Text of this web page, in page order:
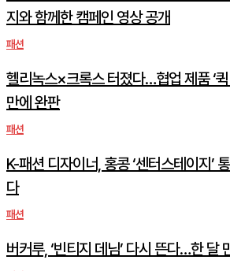
지와 함께한 캠페인 영상 공개
패션
헬리녹스×크록스 터졌다…협업 제품 ‘
만에 완판
패션
K-패션 디자이너, 홍콩 ‘센터스테이지’
다
패션
버커루, ‘빈티지 데님’ 다시 뜬다…한